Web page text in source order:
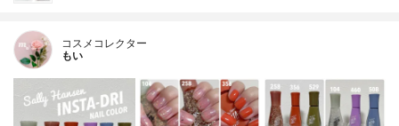
コスメコレクター
もい